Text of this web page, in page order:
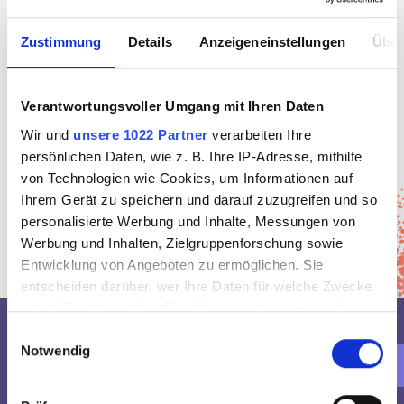
Zustimmung Details Anzeigeneinstellungen
Verantwortungsvoller Umgang mit Ihren Daten
Wir und unsere 1022 Partner verarbeiten Ihre
persönlichen Daten, wie z. B. Ihre IP-Adresse, mithilfe
von Technologien wie Cookies, um Informationen auf
Ihrem Gerät zu speichern und darauf zuzugreifen und so
personalisierte Werbung und Inhalte, Messungen von
Werbung und Inhalten, Zielgruppenforschung sowie
Entwicklung von Angeboten zu ermöglichen. Sie
entscheiden darüber, wer Ihre Daten für welche Zwecke
nutzt. Sie können Ihre Einwilligung jederzeit über die
Trigger Symbol ändern oder widerrufen
Notwendig
Bedarf durch Druck von außen verschließt (künstlicher
kommt die sogenannte Schlingen-Operation zum
In 60 Sek. bewerben
Jobangebote